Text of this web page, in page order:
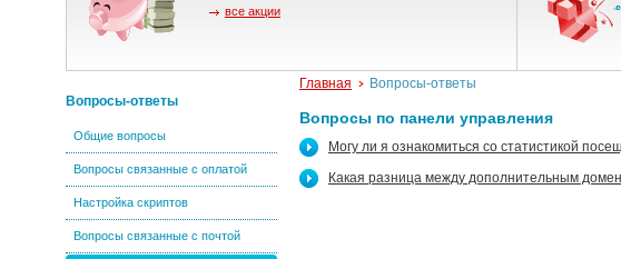
Главная Вопросы-ответы
Вопросы по панели управления
Могу ли я ознакомиться со статистикой
Какая разница между дополнительным
все акции
Вопросы-ответы
Общие вопросы
Вопросы связанные с оплатой
Настройка скриптов
Вопросы связанные с почтой